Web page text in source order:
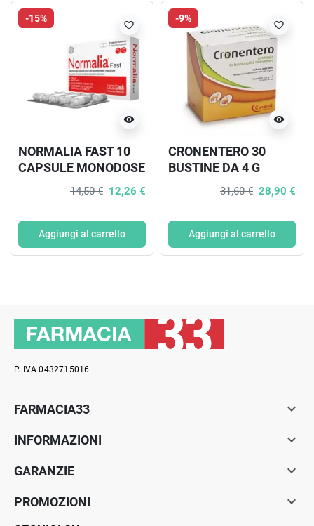
-15%
visibility
favorite_border
NORMALIA FAST 10
CAPSULE MONODOSE
14,50 € 12,26 €
Aggiungi al carrello
-9%
visibility
favorite_border
CRONENTERO 30
BUSTINE DA 4 G
31,60 € 28,90 €
Aggiungi al carrello
P. IVA 0432715016
FARMACIA33 
INFORMAZIONI 
GARANZIE 
PROMOZIONI 